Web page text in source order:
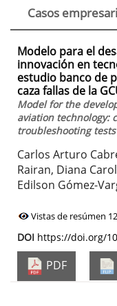
Casos
Modelo para el
innovación en
estudio banco de
caza fallas de la
Model for the
aviation technology:
troubleshooting tests
Carlos Arturo
Rairan, Diana
Edilson Gómez-
Vistas de resúmen
DOI https://doi.org/
PDF